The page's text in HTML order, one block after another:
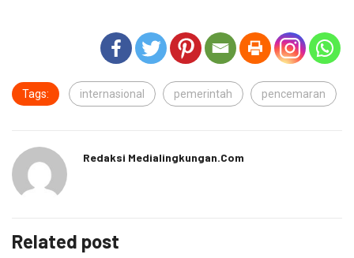
Tags: internasional pemerintah pencemaran
Redaksi Medialingkungan.com
Related post